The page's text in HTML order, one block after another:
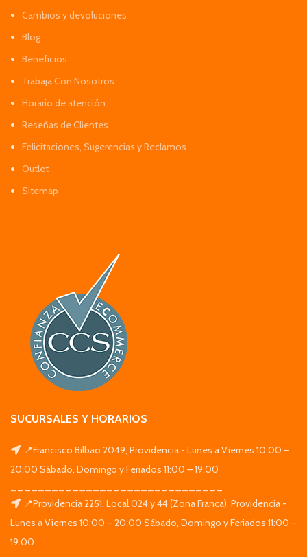
Cambios y devoluciones
Blog
Beneficios
Trabaja Con Nosotros
Horario de atención
Reseñas de Clientes
Felicitaciones, Sugerencias y Reclamos
Outlet
Sitemap
SUCURSALES Y HORARIOS
📍Francisco Bilbao 2049, Providencia - Lunes a Viernes 10:00 –
20:00 Sábado, Domingo y Feriados 11:00 – 19:00
📍Providencia 2251. Local 024 y 44 (Zona Franca), Providencia -
Lunes a Viernes 10:00 – 20:00 Sábado, Domingo y Feriados 11:00 –
19:00